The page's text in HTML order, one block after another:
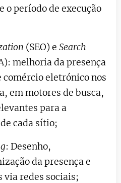
o período de execução
(SEO) e Search
melhoria da presença
eletrónico nos
em motores de busca,
para a
cada sítio;
: Desenho,
da presença e
via redes sociais;